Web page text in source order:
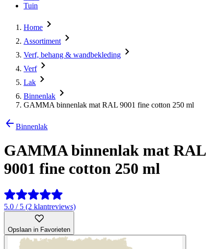
Tuin
Home
Assortiment
Verf, behang & wandbekleding
Verf
Lak
Binnenlak
GAMMA binnenlak mat RAL 9001 fine cotton 250 ml
Binnenlak
GAMMA binnenlak mat RAL
9001 fine cotton 250 ml
5.0 / 5 (2 klantreviews)
Opslaan in Favorieten